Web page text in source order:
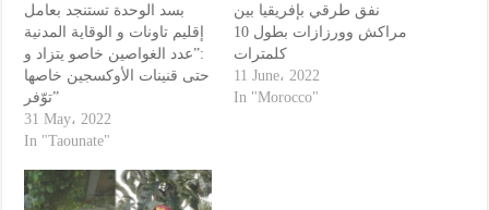
بسد الوحدة تستنجد بعامل
إقليم تاونات و الوقاية المدنية
:”عدد الغواصين خاصو يتزاد و
حتى قنينات الأوكسجين خاصها
توّفر”
31 May، 2022
In "Taounate"
نفق طرقي بإفريقيا بين
مراكش وورزازات بطول 10
كلمترات
11 June، 2022
In "Morocco"